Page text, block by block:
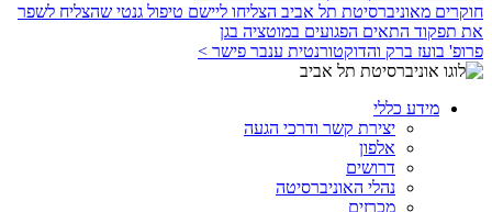
חוקרים מאוניברסיטת תל אביב הצליחו ליישם טיפול גנטי שהצליח לשפר
את תפקוד התאים הפגועים במוטציה בגן
פרופ' בועז ברק והדוקטורנטית ענבר פישר >
מידע כללי
יצירת קשר ודרכי הגעה
אלפון
דרושים
נהלי האוניברסיטה
מכרזים